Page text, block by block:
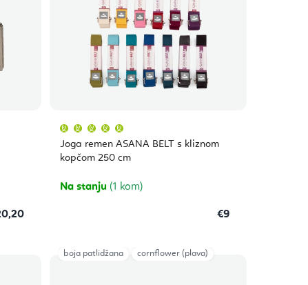
Joga remen ASANA BELT s kliznom
kopčom 250 cm
proizvoda
je
5,0
zvjezdica.
Na stanju (1 kom)
€9
boja patlidžana cornflower (plava)